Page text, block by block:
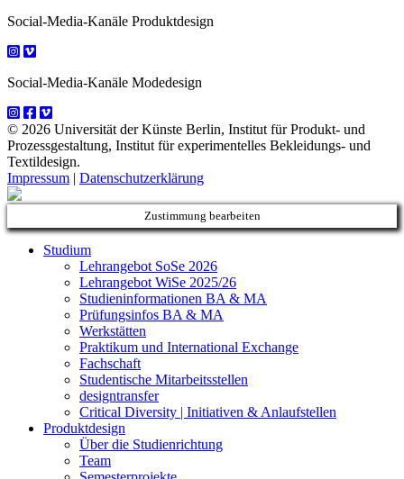
Social-Media-Kanäle Produktdesign
Social-Media-Kanäle Modedesign
© 2026 Universität der Künste Berlin, Institut für Produkt- und
Prozessgestaltung, Institut für experimentelles Bekleidungs- und
Textildesign.
Impressum | Datenschutzerklärung
Zustimmung bearbeiten
Studium
Lehrangebot SoSe 2026
Lehrangebot WiSe 2025/26
Studieninformationen ­BA & MA
Prüfungsinfos BA & MA
Werkstätten
Praktikum und International Exchange
Fachschaft
Studentische Mitarbeitsstellen
designtransfer
Critical Diversity | Initiativen & Anlaufstellen
Produktdesign
Über die Studienrichtung
Team